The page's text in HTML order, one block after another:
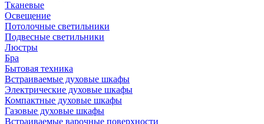
Тканевые
Освещение
Потолочные светильники
Подвесные светильники
Люстры
Бра
Бытовая техника
Встраиваемые духовые шкафы
Электрические духовые шкафы
Компактные духовые шкафы
Газовые духовые шкафы
Встраиваемые варочные поверхности